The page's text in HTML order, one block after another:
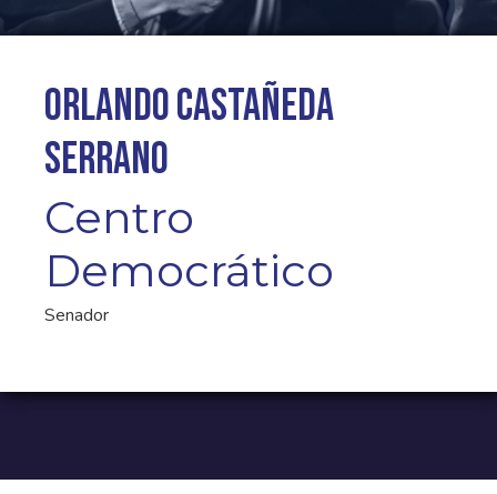
Orlando Castañeda
Serrano
Centro
Democrático
Senador